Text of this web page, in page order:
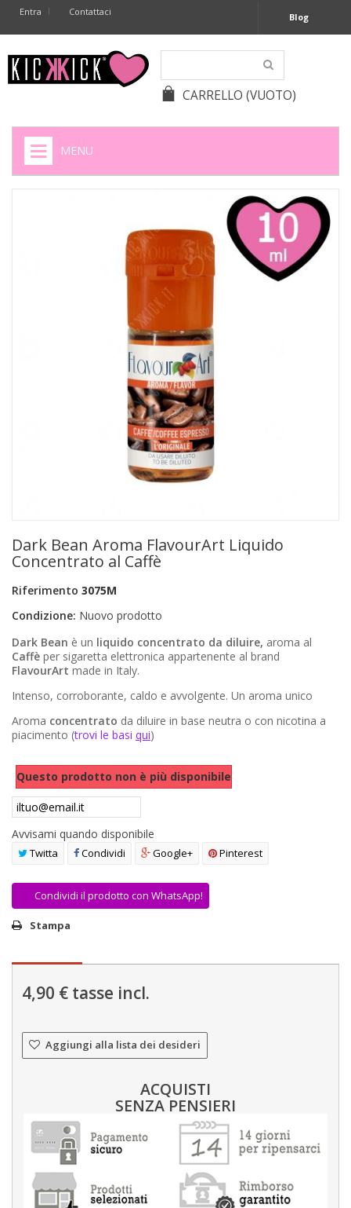
Entra Contattaci Blog
CARRELLO (VUOTO)
MENU
+
BATTERIE APPARECCHI ACUSTICI
PRODOTTI MONOUSO E TNT
FORNITURE ESTETICA
FAI DA TE
AUTO E MOTO
NOVITÀ
PROMOZIONI E COUPON
AREA RIVENDITORI
Dark Bean Aroma FlavourArt Liquido
Concentrato al Caffè
Riferimento 3075M
Condizione: Nuovo prodotto
Dark Bean è un liquido concentrato da diluire, aroma al
Caffè per sigaretta elettronica appartenente al brand
FlavourArt made in Italy.
Intenso, corroborante, caldo e avvolgente. Un aroma unico
Aroma concentrato da diluire in base neutra o con nicotina a
piacimento (trovi le basi qui)
Questo prodotto non è più disponibile
Avvisami quando disponibile
Twitta Condividi Google+ Pinterest
Condividi il prodotto con WhatsApp!
Stampa
4,90 € tasse incl.
Aggiungi alla lista dei desideri
ACQUISTI
SENZA PENSIERI